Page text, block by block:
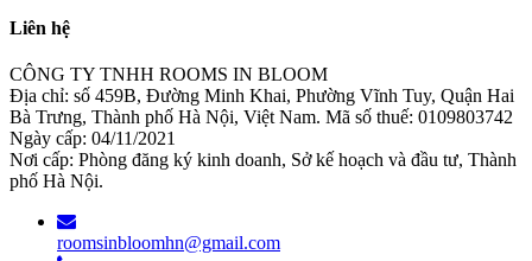
Liên hệ
CÔNG TY TNHH ROOMS IN BLOOM
Địa chỉ: số 459B, Đường Minh Khai, Phường Vĩnh Tuy, Quận Hai
Bà Trưng, Thành phố Hà Nội, Việt Nam. Mã số thuế: 0109803742
Ngày cấp: 04/11/2021
Nơi cấp: Phòng đăng ký kinh doanh, Sở kế hoạch và đầu tư, Thành
phố Hà Nội.
roomsinbloomhn@gmail.com